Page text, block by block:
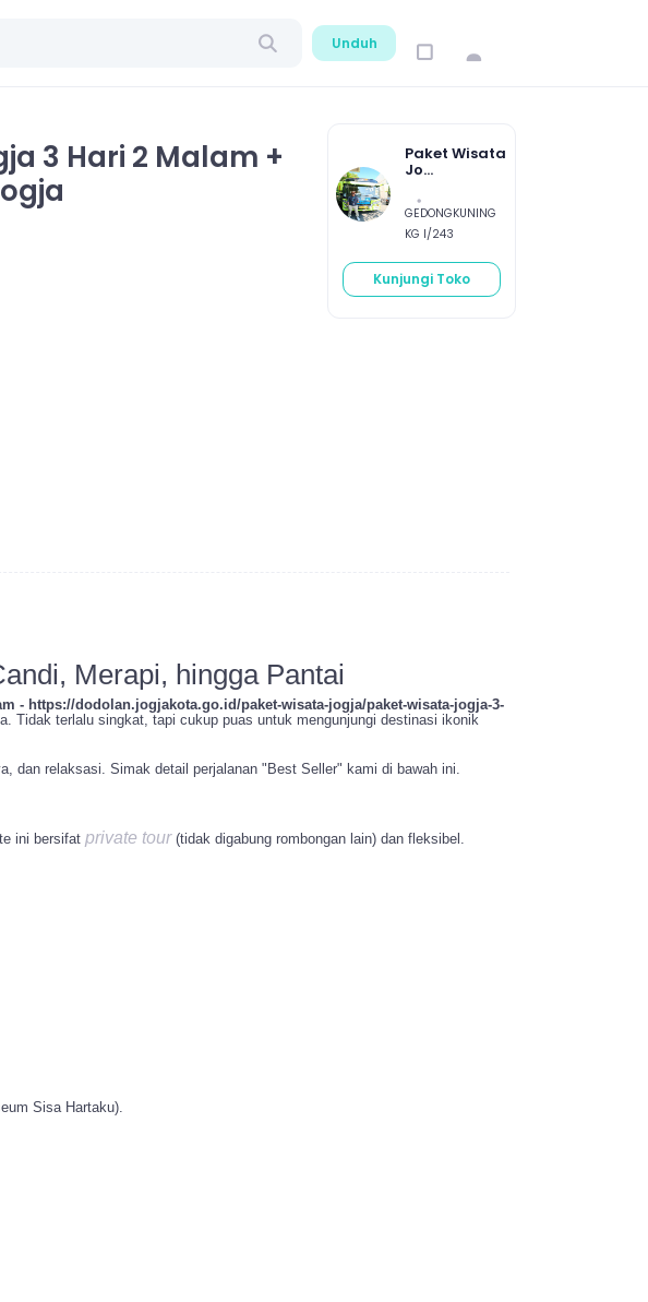
Unduh
3 Hari 2 Malam +
Paket Wisata
Jo...
GEDONGKUNING
KG I/243
Kunjungi Toko
Merapi, hingga Pantai
- https://dodolan.jogjakota.go.id/paket-wisata-jogja/paket-wisata-jogja-3-
Tidak terlalu singkat, tapi cukup puas untuk mengunjungi destinasi ikonik
dan relaksasi. Simak detail perjalanan "Best Seller" kami di bawah ini.
ini bersifat private tour(tidak digabung rombongan lain) dan fleksibel.
Sisa Hartaku).